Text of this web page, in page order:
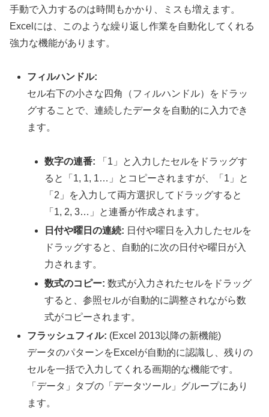
手動で入力するのは時間もかかり、ミスも増えます。
Excelには、このような繰り返し作業を自動化してくれる
強力な機能があります。
フィルハンドル:
セル右下の小さな四角（フィルハンドル）をドラッ
グすることで、連続したデータを自動的に入力でき
ます。
数字の連番: 「1」と入力したセルをドラッグす
ると「1, 1, 1…」とコピーされますが、「1」と
「2」を入力して両方選択してドラッグすると
「1, 2, 3…」と連番が作成されます。
日付や曜日の連続: 日付や曜日を入力したセルを
ドラッグすると、自動的に次の日付や曜日が入
力されます。
数式のコピー: 数式が入力されたセルをドラッグ
すると、参照セルが自動的に調整されながら数
式がコピーされます。
フラッシュフィル: (Excel 2013以降の新機能)
データのパターンをExcelが自動的に認識し、残りの
セルを一括で入力してくれる画期的な機能です。
「データ」タブの「データツール」グループにあり
ます。